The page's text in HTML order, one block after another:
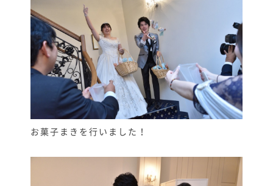
お菓子まきを行いました！